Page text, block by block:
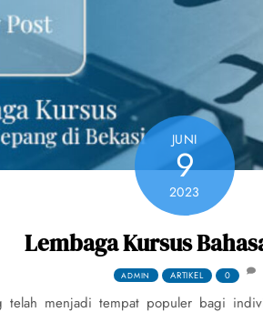
JUNI
9
2023
Lembaga Kursus
ADMIN ARTIKEL 0
telah menjadi tempat populer bagi